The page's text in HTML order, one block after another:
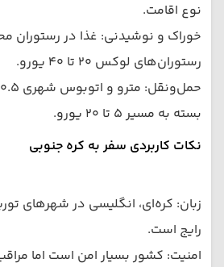
نوع اقامت.
رستوران‌های لوکس ۲۰ تا ۴۰ یورو.
بسته به مسیر ۵ تا ۲۰ یورو.
نکات کاربردی سفر به کره جنوبی
زبان: کره‌ای، انگلیسی در شهرهای
رایج است.
امنیت: کشور بسیار امن است اما